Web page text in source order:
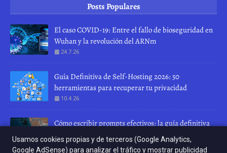
Posts Populares
El caso COVID-19: Entre el fallo de bioseguridad en
Wuhan y la revolución del ARNm
24.7.26
Guía Definitiva de Self-Hosting 2026: 50
herramientas para recuperar tu privacidad
10.4.26
Cómo escribir prompts efectivos: la guía definitiva
para hablar con una IA
28.7.26
Usamos cookies propias y de terceros (Google Analytics,
Google AdSense) para analizar el tráfico y mostrar publicidad